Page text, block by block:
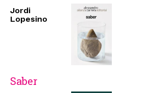
Jordi
Lopesino
Saber